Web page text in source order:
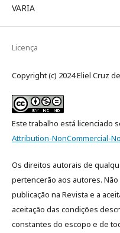
VARIA
Licença
Copyright (c) 2024 Eliel Cruz
Este trabalho está licenciado
Attribution-NonCommercial-
Os direitos autorais de
pertencerão aos autores.
publicação na Revista e a
aceitação das condições
constantes do escopo e de